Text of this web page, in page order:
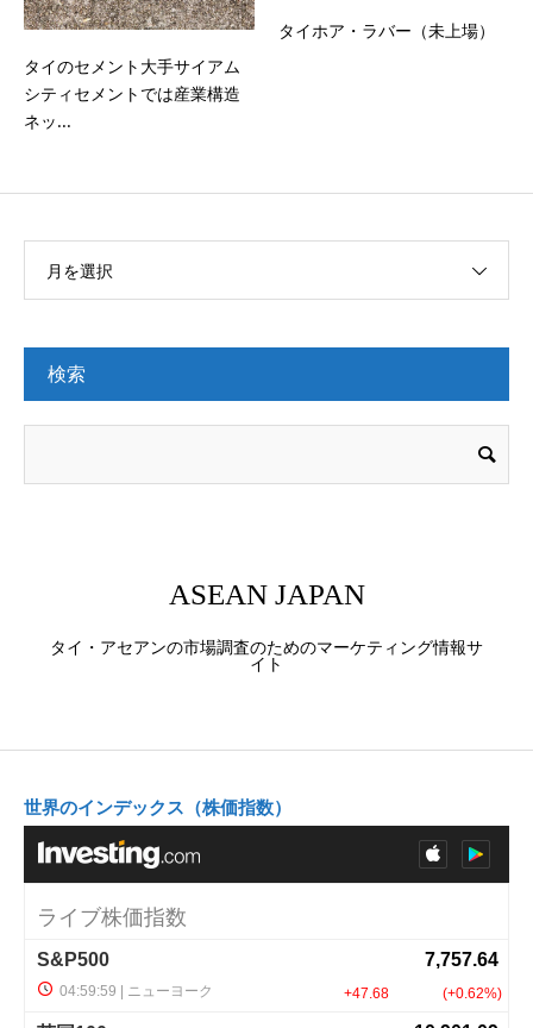
タイのセメント大手サイアム
シティセメントでは産業構造
ネッ...
タイホア・ラバー（未上場）
月を選択
検索
ASEAN JAPAN
タイ・アセアンの市場調査のためのマーケティング情報サ
イト
世界のインデックス（株価指数）